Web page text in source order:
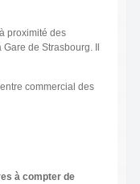
proximité des
de Strasbourg. Il
commercial des
à compter de